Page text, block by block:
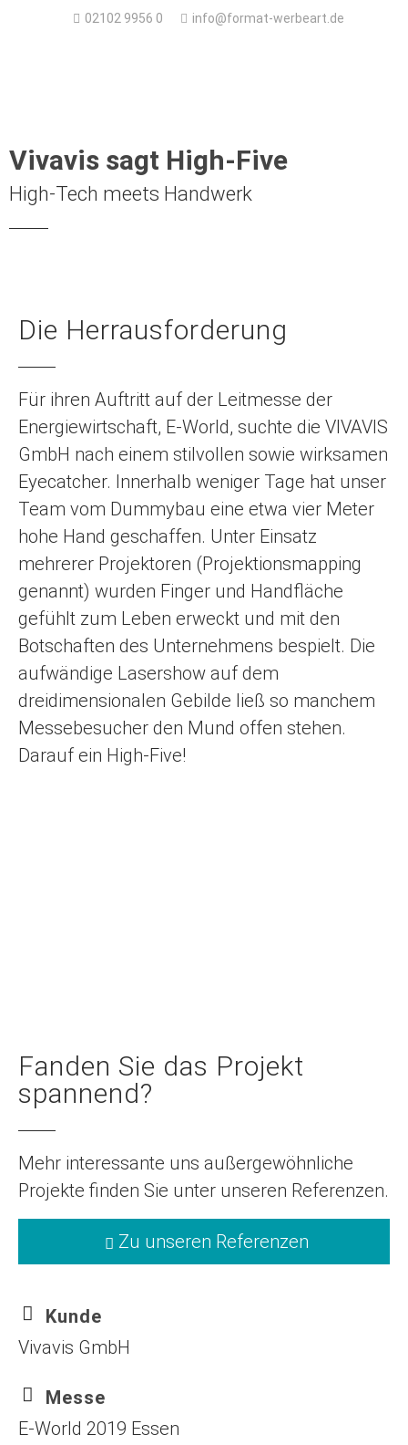
02102 9956 0 info@format-werbeart.de
Vivavis sagt High-Five
High-Tech meets Handwerk
Die Herrausforderung
Für ihren Auftritt auf der Leitmesse der
Energiewirtschaft, E-World, suchte die VIVAVIS
GmbH nach einem stilvollen sowie wirksamen
Eyecatcher. Innerhalb weniger Tage hat unser
Team vom Dummybau eine etwa vier Meter
hohe Hand geschaffen. Unter Einsatz
mehrerer Projektoren (Projektionsmapping
genannt) wurden Finger und Handfläche
gefühlt zum Leben erweckt und mit den
Botschaften des Unternehmens bespielt. Die
aufwändige Lasershow auf dem
dreidimensionalen Gebilde ließ so manchem
Messebesucher den Mund offen stehen.
Darauf ein High-Five!
Fanden Sie das Projekt
spannend?
Mehr interessante uns außergewöhnliche
Projekte finden Sie unter unseren Referenzen.
Zu unseren Referenzen
Kunde
Vivavis GmbH
Messe
E-World 2019 Essen